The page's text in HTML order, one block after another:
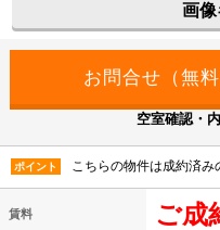
画
空室確認・
ポイント こちらの物件は成約済み
賃料 ご成